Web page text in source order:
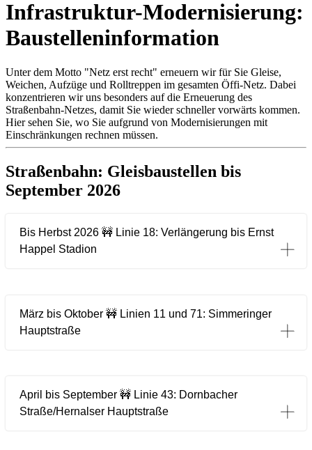
Infrastruktur-Modernisierung:
Baustelleninformation
Unter dem Motto "Netz erst recht" erneuern wir für Sie Gleise,
Weichen, Aufzüge und Rolltreppen im gesamten Öffi-Netz. Dabei
konzentrieren wir uns besonders auf die Erneuerung des
Straßenbahn-Netzes, damit Sie wieder schneller vorwärts kommen.
Hier sehen Sie, wo Sie aufgrund von Modernisierungen mit
Einschränkungen rechnen müssen.
Straßenbahn: Gleisbaustellen bis
September 2026
Bis Herbst 2026 🚧 Linie 18: Verlängerung bis Ernst
Happel Stadion
März bis Oktober 🚧 Linien 11 und 71: Simmeringer
Hauptstraße
April bis September 🚧 Linie 43: Dornbacher
Straße/Hernalser Hauptstraße